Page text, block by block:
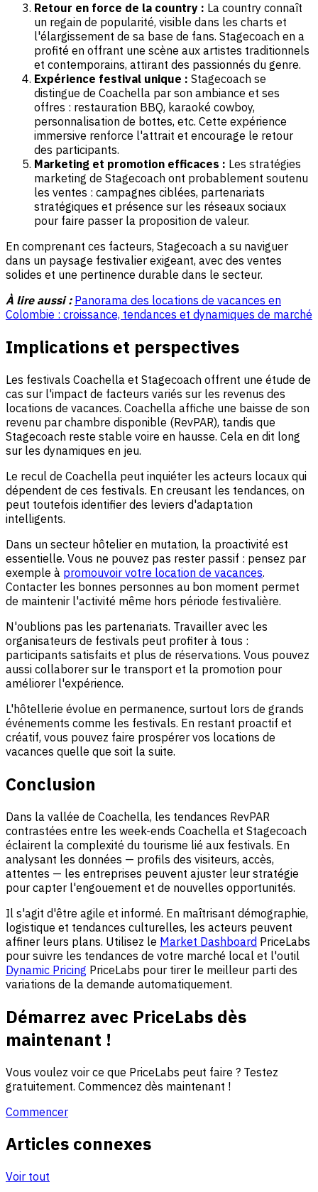
Retour en force de la country : La country connaît
un regain de popularité, visible dans les charts et
l'élargissement de sa base de fans. Stagecoach en a
profité en offrant une scène aux artistes traditionnels
et contemporains, attirant des passionnés du genre.
Expérience festival unique : Stagecoach se
distingue de Coachella par son ambiance et ses
offres : restauration BBQ, karaoké cowboy,
personnalisation de bottes, etc. Cette expérience
immersive renforce l'attrait et encourage le retour
des participants.
Marketing et promotion efficaces : Les stratégies
marketing de Stagecoach ont probablement soutenu
les ventes : campagnes ciblées, partenariats
stratégiques et présence sur les réseaux sociaux
pour faire passer la proposition de valeur.
En comprenant ces facteurs, Stagecoach a su naviguer
dans un paysage festivalier exigeant, avec des ventes
solides et une pertinence durable dans le secteur.
À lire aussi : Panorama des locations de vacances en
Colombie : croissance, tendances et dynamiques de marché
Implications et perspectives
Les festivals Coachella et Stagecoach offrent une étude de
cas sur l'impact de facteurs variés sur les revenus des
locations de vacances. Coachella affiche une baisse de son
revenu par chambre disponible (RevPAR), tandis que
Stagecoach reste stable voire en hausse. Cela en dit long
sur les dynamiques en jeu.
Le recul de Coachella peut inquiéter les acteurs locaux qui
dépendent de ces festivals. En creusant les tendances, on
peut toutefois identifier des leviers d'adaptation
intelligents.
Dans un secteur hôtelier en mutation, la proactivité est
essentielle. Vous ne pouvez pas rester passif : pensez par
exemple à promouvoir votre location de vacances.
Contacter les bonnes personnes au bon moment permet
de maintenir l'activité même hors période festivalière.
N'oublions pas les partenariats. Travailler avec les
organisateurs de festivals peut profiter à tous :
participants satisfaits et plus de réservations. Vous pouvez
aussi collaborer sur le transport et la promotion pour
améliorer l'expérience.
L'hôtellerie évolue en permanence, surtout lors de grands
événements comme les festivals. En restant proactif et
créatif, vous pouvez faire prospérer vos locations de
vacances quelle que soit la suite.
Conclusion
Dans la vallée de Coachella, les tendances RevPAR
contrastées entre les week-ends Coachella et Stagecoach
éclairent la complexité du tourisme lié aux festivals. En
analysant les données — profils des visiteurs, accès,
attentes — les entreprises peuvent ajuster leur stratégie
pour capter l'engouement et de nouvelles opportunités.
Il s'agit d'être agile et informé. En maîtrisant démographie,
logistique et tendances culturelles, les acteurs peuvent
affiner leurs plans. Utilisez le Market Dashboard PriceLabs
pour suivre les tendances de votre marché local et l'outil
Dynamic Pricing PriceLabs pour tirer le meilleur parti des
variations de la demande automatiquement.
Démarrez avec PriceLabs dès
maintenant !
Vous voulez voir ce que PriceLabs peut faire ? Testez
gratuitement. Commencez dès maintenant !
Commencer
Articles connexes
Voir tout